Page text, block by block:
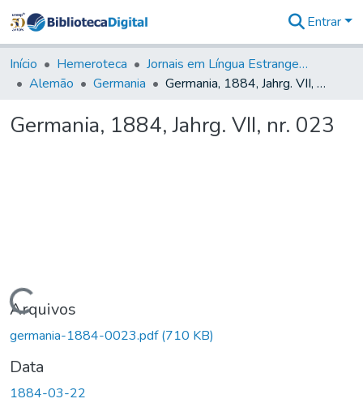
&
Coleções
Tudo na
Digital
Entrar
Início Hemeroteca
Jornais em Língua Estrangeira
Alemão
Germania Germania, 1884, Jahrg. VII, nr. 023
Germania, 1884, Jahrg. VII, nr. 023
Carregando...
Arquivos
germania-1884-0023.pdf(710 KB)
Data
1884-03-22